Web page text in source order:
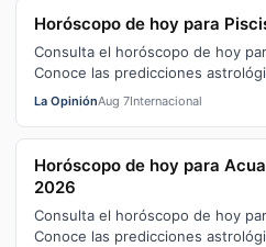
Horóscopo de hoy para
Consulta el horóscopo de hoy
Conoce las predicciones
en el trabajo, la salud y el…
La OpiniónAug 7Internacional
Horóscopo de hoy para
2026
Consulta el horóscopo de hoy
Conoce las predicciones